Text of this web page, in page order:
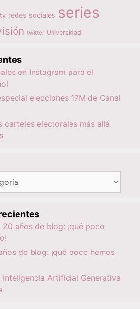
redes sociales series
twitter Universidad
en Instagram para el
elecciones 17M de Canal
carteles electorales más allá
20 años de blog: ¡qué poco
de blog: ¡qué poco hemos
Inteligencia Artificial Generativa